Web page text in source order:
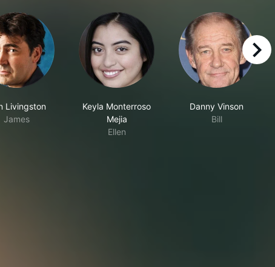
Livingston
James
Keyla Monterroso
Mejia
Ellen
Danny Vinson
Bill
right